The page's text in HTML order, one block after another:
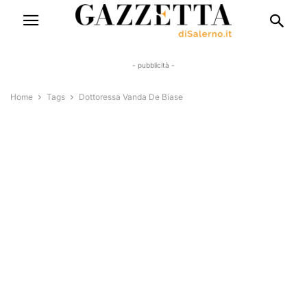
- pubblicità -
Home Tags Dottoressa Vanda De Biase